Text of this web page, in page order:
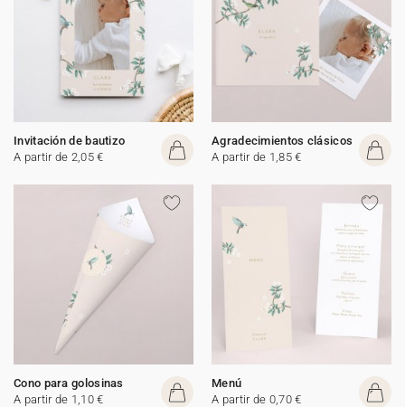
Invitación de bautizo
A partir de 2,05 €
Agradecimientos clásicos
A partir de 1,85 €
Cono para golosinas
A partir de 1,10 €
Menú
A partir de 0,70 €